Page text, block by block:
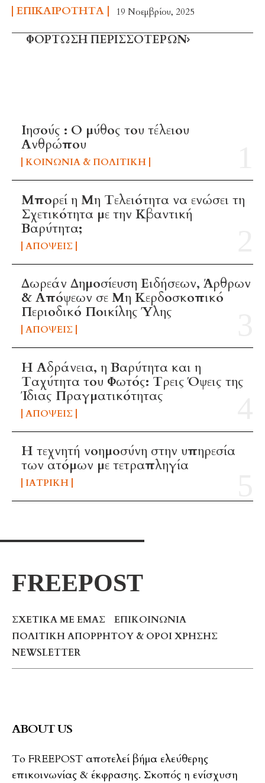
ΕΠΙΚΑΙΡΌΤΗΤΑ 19 Νοεμβρίου, 2025
ΦΌΡΤΩΣΗ ΠΕΡΙΣΣΟΤΈΡΩΝ
Ιησούς : Ο μύθος του τέλειου
Ανθρώπου
ΚΟΙΝΩΝΊΑ & ΠΟΛΙΤΙΚΉ
Μπορεί η Μη Τελειότητα να ενώσει τη
Σχετικότητα με την Κβαντική
Βαρύτητα;
ΑΠΌΨΕΙΣ
Δωρεάν Δημοσίευση Ειδήσεων, Άρθρων
& Απόψεων σε Μη Κερδοσκοπικό
Περιοδικό Ποικίλης Ύλης
ΑΠΌΨΕΙΣ
Η Αδράνεια, η Βαρύτητα και η
Ταχύτητα του Φωτός: Τρεις Όψεις της
Ίδιας Πραγματικότητας
ΑΠΌΨΕΙΣ
H τεχνητή νοημοσύνη στην υπηρεσία
των ατόμων με τετραπληγία
ΙΑΤΡΙΚΉ
FREEPOST
ΣΧΕΤΙΚΆ ΜΕ ΕΜΆΣ
ΕΠΙΚΟΙΝΩΝΊΑ
ΠΟΛΙΤΙΚΉ ΑΠΟΡΡΉΤΟΥ & ΌΡΟΙ ΧΡΉΣΗΣ
NEWSLETTER
ABOUT US
To FREEPOST αποτελεί βήμα ελεύθερης
επικοινωνίας & έκφρασης. Σκοπός η ενίσχυση